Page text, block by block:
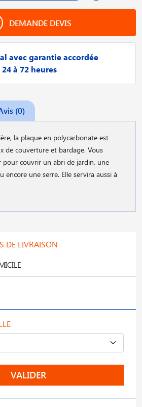
DEMANDE DEVIS
avec garantie accordée
à 72 heures
(0)
la plaque en polycarbonate est
de couverture et bardage. Vous
pour couvrir un abri de jardin, une
encore une serre. Elle servira aussi à
DE LIVRAISON
VALIDER